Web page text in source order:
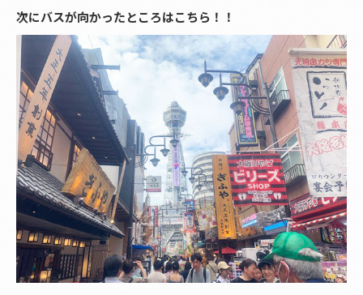
次にバスが向かったところはこちら！！